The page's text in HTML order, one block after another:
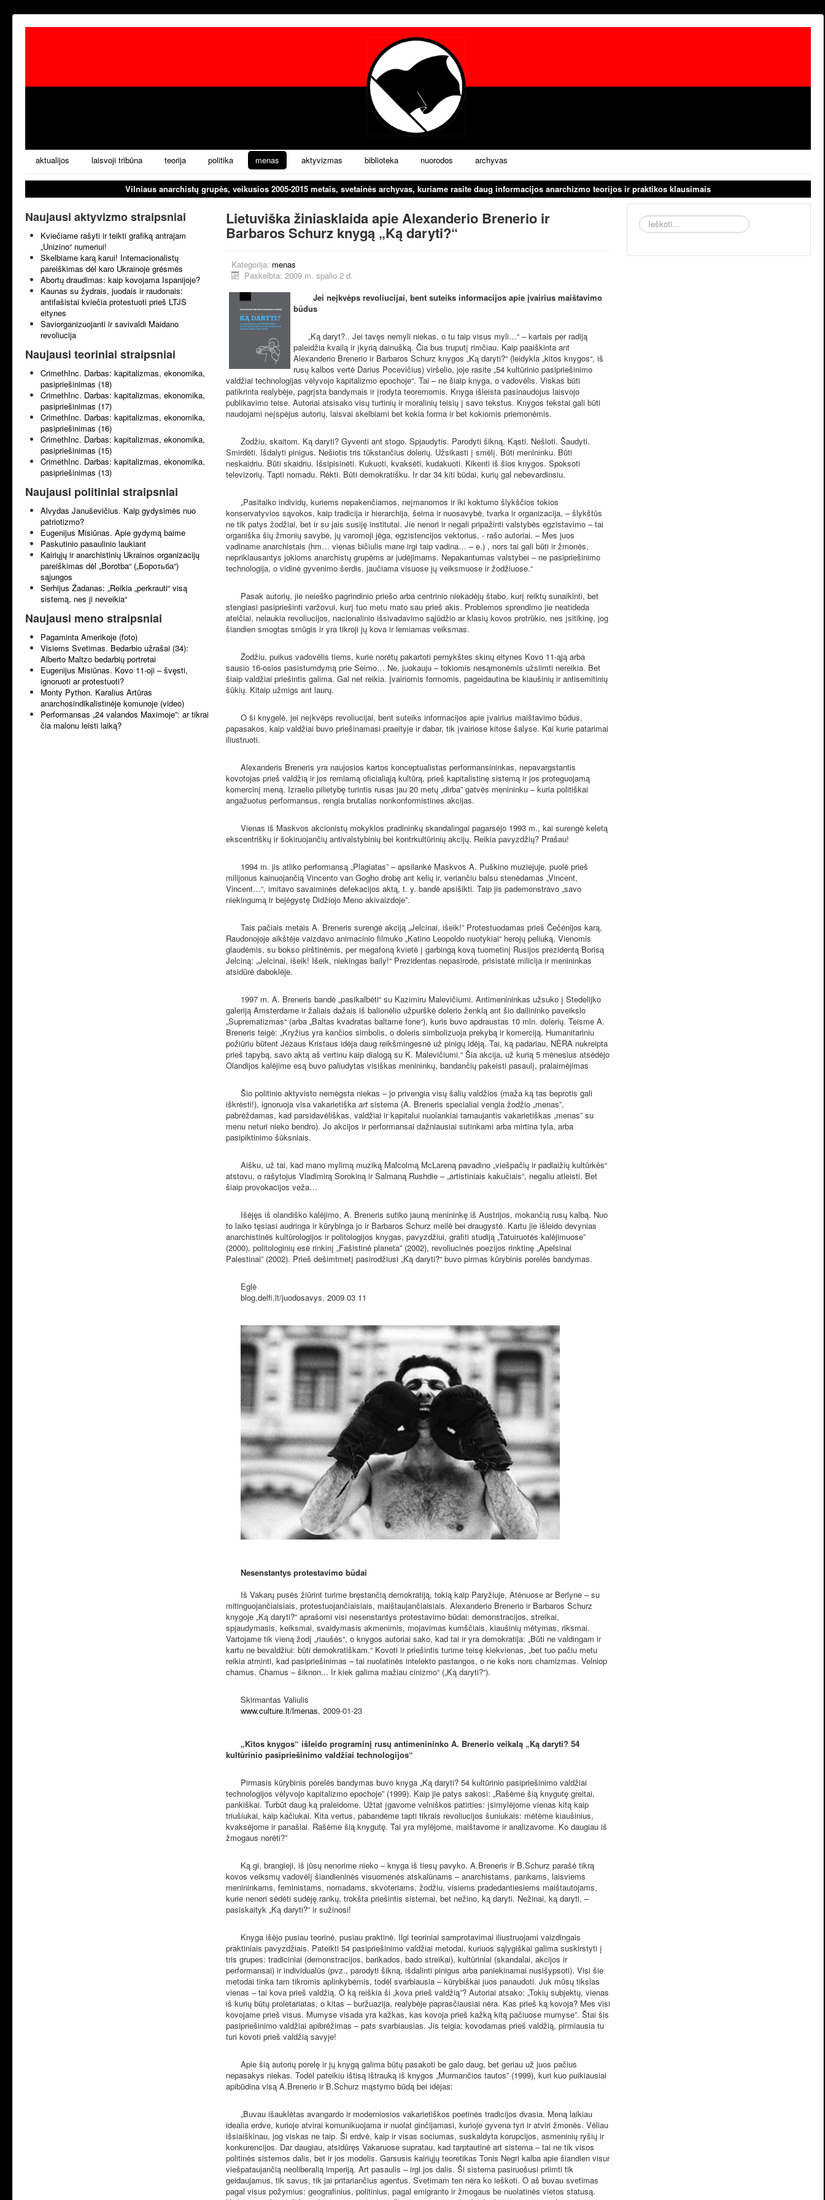
aktualijos laisvoji tribūna teorija politika menas aktyvizmas biblioteka nuorodos archyvas
Vilniaus anarchistų grupės, veikusios 2005-2015 metais, svetainės archyvas, kuriame rasite daug informacijos anarchizmo teorijos ir praktikos klausimais
Naujausi aktyvizmo straipsniai
Kviečiame rašyti ir teikti grafiką antrajam
„Unizino“ numeriui!
Skelbiame karą karui! Internacionalistų
pareiškimas dėl karo Ukrainoje grėsmės
Abortų draudimas: kaip kovojama Ispanijoje?
Kaunas su žydrais, juodais ir raudonais:
antifašistai kviečia protestuoti prieš LTJS
eitynes
Saviorganizuojanti ir savivaldi Maidano
revoliucija
Naujausi teoriniai straipsniai
CrimethInc. Darbas: kapitalizmas, ekonomika,
pasipriešinimas (18)
CrimethInc. Darbas: kapitalizmas, ekonomika,
pasipriešinimas (17)
CrimethInc. Darbas: kapitalizmas, ekonomika,
pasipriešinimas (16)
CrimethInc. Darbas: kapitalizmas, ekonomika,
pasipriešinimas (15)
CrimethInc. Darbas: kapitalizmas, ekonomika,
pasipriešinimas (13)
Naujausi politiniai straipsniai
Alvydas Januševičius. Kaip gydysimės nuo
patriotizmo?
Eugenijus Misiūnas. Apie gydymą baime
Paskutinio pasaulinio laukiant
Kairiųjų ir anarchistinių Ukrainos organizacijų
pareiškimas dėl „Borotba“ („Боротьба“)
sąjungos
Serhijus Žadanas: „Reikia „perkrauti“ visą
sistemą, nes ji neveikia“
Naujausi meno straipsniai
Pagaminta Amerikoje (foto)
Visiems Svetimas. Bedarbio užrašai (34):
Alberto Maltzo bedarbių portretai
Eugenijus Misiūnas. Kovo 11-oji – švęsti,
ignoruoti ar protestuoti?
Monty Python. Karalius Artūras
anarchosindikalistinėje komunoje (video)
Performansas „24 valandos Maximoje”: ar tikrai
čia malonu leisti laiką?
Lietuviška žiniasklaida apie Alexanderio Brenerio ir
Barbaros Schurz knygą „Ką daryti?“
Kategorija: menas
Paskelbta: 2009 m. spalio 2 d.
Jei neįkvėps revoliucijai, bent suteiks informacijos apie įvairius maištavimo
būdus
„Ką daryt?.. Jei tavęs nemyli niekas, o tu taip visus myli…“ – kartais per radiją
paleidžia kvailą ir įkyrią dainušką. Čia bus truputį rimčiau. Kaip paaiškinta ant
Alexanderio Brenerio ir Barbaros Schurz knygos „Ką daryti?“ (leidykla „kitos knygos“, iš
rusų kalbos vertė Darius Pocevičius) viršelio, joje rasite „54 kultūrinio pasipriešinimo
valdžiai technologijas vėlyvojo kapitalizmo epochoje“. Tai – ne šiaip knyga, o vadovėlis. Viskas būti
patikrinta realybėje, pagrįsta bandymais ir įrodyta teoremomis. Knyga išleista pasinaudojus laisvojo
publikavimo teise. Autoriai atsisako visų turtinių ir moralinių teisių į savo tekstus. Knygos tekstai gali būti
naudojami neįspėjus autorių, laisvai skelbiami bet kokia forma ir bet kokiomis priemonėmis.
Žodžiu, skaitom. Ką daryti? Gyventi ant stogo. Spjaudytis. Parodyti šikną. Kąsti. Nešioti. Šaudyti.
Smirdėti. Išdalyti pinigus. Nešiotis tris tūkstančius dolerių. Užsikasti į smėlį. Būti menininku. Būti
neskaidriu. Būti skaidriu. Išsipisinėti. Kukuoti, kvaksėti, kudakuoti. Kikenti iš šios knygos. Spoksoti
televizorių. Tapti nomadu. Rėkti. Būti demokratišku. Ir dar 34 kiti būdai, kurių gal nebevardinsiu.
„Pasitaiko individų, kuriems nepakenčiamos, neįmanomos ir iki koktumo šlykščios tokios
konservatyvios sąvokos, kaip tradicija ir hierarchija, šeima ir nuosavybė, tvarka ir organizacija, – šlykštūs
ne tik patys žodžiai, bet ir su jais susiję institutai. Jie nenori ir negali pripažinti valstybės egzistavimo – tai
organiška šių žmonių savybė, jų varomoji jėga, egzistencijos vektorius, - rašo autoriai. – Mes juos
vadiname anarchistais (hm… vienas bičiulis mane irgi taip vadina… – e.) , nors tai gali būti ir žmonės,
nepriklausantys jokioms anarchistų grupėms ar judėjimams. Nepakantumas valstybei – ne pasipriešinimo
technologija, o vidinė gyvenimo šerdis, jaučiama visuose jų veiksmuose ir žodžiuose.“
Pasak autorių, jie neieško pagrindinio priešo arba centrinio niekadėjų štabo, kurį reiktų sunaikinti, bet
stengiasi pasipriešinti varžovui, kurį tuo metu mato sau prieš akis. Problemos sprendimo jie neatideda
ateičiai, nelaukia revoliucijos, nacionalinio išsivadavimo sąjūdžio ar klasių kovos protrūkio, nes įsitikinę, jog
šiandien smogtas smūgis ir yra tikroji jų kova ir lemiamas veiksmas.
Žodžiu, puikus vadovėlis tiems, kurie norėtų pakartoti pernykštes skinų eitynes Kovo 11-ąją arba
sausio 16-osios pasistumdymą prie Seimo… Ne, juokauju – tokiomis nesąmonėmis užsiimti nereikia. Bet
šiaip valdžiai priešintis galima. Gal net reikia. Įvairiomis formomis, pageidautina be kiaušinių ir antisemitinių
šūkių. Kitaip užmigs ant laurų.
O ši knygelė, jei neįkvėps revoliucijai, bent suteiks informacijos apie įvairius maištavimo būdus,
papasakos, kaip valdžiai buvo priešinamasi praeityje ir dabar, tik įvairiose kitose šalyse. Kai kurie patarimai
iliustruoti.
Alexanderis Breneris yra naujosios kartos konceptualistas performansininkas, nepavargstantis
kovotojas prieš valdžią ir jos remiamą oficialiąją kultūrą, prieš kapitalistinę sistemą ir jos proteguojamą
komercinį meną. Izraelio pilietybę turintis rusas jau 20 metų „dirba” gatvės menininku – kuria politiškai
angažuotus performansus, rengia brutalias nonkonformistines akcijas.
Vienas iš Maskvos akcionistų mokyklos pradininkų skandalingai pagarsėjo 1993 m., kai surengė keletą
ekscentriškų ir šokiruojančių antivalstybinių bei kontrkultūrinių akcijų. Reikia pavyzdžių? Prašau!
1994 m. jis atliko performansą „Plagiatas” – apsilankė Maskvos A. Puškino muziejuje, puolė prieš
milijonus kainuojančią Vincento van Gogho drobę ant kelių ir, veriančiu balsu stenėdamas „Vincent,
Vincent…“, imitavo savaiminės defekacijos aktą, t. y. bandė apsišikti. Taip jis pademonstravo „savo
niekingumą ir bejėgystę Didžiojo Meno akivaizdoje”.
Tais pačiais metais A. Breneris surengė akciją „Jelcinai, išeik!” Protestuodamas prieš Čečėnijos karą,
Raudonojoje aikštėje vaizdavo animacinio filmuko „Katino Leopoldo nuotykiai“ herojų peliuką. Vienomis
glaudėmis, su bokso pirštinėmis, per megafoną kvietė į garbingą kovą tuometinį Rusijos prezidentą Borisą
Jelciną: „Jelcinai, išeik! Išeik, niekingas baily!“ Prezidentas nepasirodė, prisistatė milicija ir menininkas
atsidūrė daboklėje.
1997 m. A. Breneris bandė „pasikalbėti“ su Kazimiru Malevičiumi. Antimenininkas užsuko į Stedelijko
galeriją Amsterdame ir žaliais dažais iš balionėlio užpurškė dolerio ženklą ant šio dailininko paveikslo
„Suprematizmas“ (arba „Baltas kvadratas baltame fone“), kuris buvo apdraustas 10 mln. dolerių. Teisme A.
Breneris teigė: „Kryžius yra kančios simbolis, o doleris simbolizuoja prekybą ir komerciją. Humanitariniu
požiūriu būtent Jėzaus Kristaus idėja daug reikšmingesnė už pinigų idėją. Tai, ką padariau, NĖRA nukreipta
prieš tapybą, savo aktą aš vertinu kaip dialogą su K. Malevičiumi.“ Šia akcija, už kurią 5 mėnesius atsėdėjo
Olandijos kalėjime esą buvo paliudytas visiškas menininkų, bandančių pakeisti pasaulį, pralaimėjimas
Šio politinio aktyvisto nemėgsta niekas – jo privengia visų šalių valdžios (maža ką tas beprotis gali
iškrėsti!), ignoruoja visa vakarietiška artsistema (A. Breneris specialiai vengia žodžio „menas”,
pabrėždamas, kad parsidavėliškas, valdžiai ir kapitalui nuolankiai tarnaujantis vakarietiškas „menas” su
menu neturi nieko bendro). Jo akcijos ir performansai dažniausiai sutinkami arba mirtina tyla, arba
pasipiktinimo šūksniais.
Aišku, už tai, kad mano mylimą muziką Malcolmą McLareną pavadino „viešpačių ir padlaižių kultūrkės“
atstovu, o rašytojus Vladimirą Sorokiną ir Salmaną Rushdie – „artistiniais kakučiais“, negaliu atleisti. Bet
šiaip provokacijos veža…
Išėjęs iš olandiško kalėjimo, A. Breneris sutiko jauną menininkę iš Austrijos, mokančią rusų kalbą. Nuo
to laiko tęsiasi audringa ir kūrybinga jo ir Barbaros Schurz meilė bei draugystė. Kartu jie išleido devynias
anarchistinės kultūrologijos ir politologijos knygas, pavyzdžiui, grafiti studiją „Tatuiruotės kalėjimuose”
(2000), politologinių esė rinkinį „Fašistinė planeta” (2002), revoliucinės poezijos rinktinę „Apelsinai
Palestinai” (2002). Prieš dešimtmetį pasirodžiusi „Ką daryti?“ buvo pirmas kūrybinis porelės bandymas.
Eglė
blog.delfi.lt/juodosavys, 2009 03 11
Nesenstantys protestavimo būdai
Iš Vakarų pusės žiūrint turime bręstančią demokratiją, tokią kaip Paryžiuje, Atėnuose ar Berlyne – su
mitinguojančiaisiais, protestuojančiaisiais, maištaujančiaisiais. Alexanderio Brenerio ir Barbaros Schurz
knygoje „Ką daryti?“ aprašomi visi nesenstantys protestavimo būdai: demonstracijos, streikai,
spjaudymasis, keiksmai, svaidymasis akmenimis, mojavimas kumščiais, kiaušinių mėtymas, riksmai.
Vartojame tik vieną žodį „riaušės“, o knygos autoriai sako, kad tai ir yra demokratija: „Būti ne valdingam ir
kartu ne bevaldžiui: būti demokratiškam.“ Kovoti ir priešintis turime teisę kiekvienas, „bet tuo pačiu metu
reikia atminti, kad pasipriešinimas – tai nuolatinės intelekto pastangos, o ne koks nors chamizmas. Velniop
chamus. Chamus – šiknon... Ir kiek galima mažiau cinizmo“ („Ką daryti?“).
Skirmantas Valiulis
www.culture.lt/lmenas, 2009-01-23
„Kitos knygos“ išleido programinį rusų antimenininko A. Brenerio veikalą „Ką daryti? 54
kultūrinio pasipriešinimo valdžiai technologijos“
Pirmasis kūrybinis porelės bandymas buvo knyga „Ką daryti? 54 kultūrinio pasipriešinimo valdžiai
technologijos vėlyvojo kapitalizmo epochoje” (1999). Kaip jie patys sakosi: „Rašėme šią knygutę greitai,
pankiškai. Turbūt daug ką praleidome. Užtat įgavome velniškos patirties: įsimylėjome vienas kitą kaip
triušiukai, kaip kačiukai. Kita vertus, pabandėme tapti tikrais revoliucijos šuniukais: mėtėme kiaušinius,
kvaksėjome ir panašiai. Rašėme šią knygutę. Tai yra mylėjome, maištavome ir analizavome. Ko daugiau iš
žmogaus norėti?”
Ką gi, brangieji, iš jūsų nenorime nieko – knyga iš tiesų pavyko. A.Breneris ir B.Schurz parašė tikrą
kovos veiksmų vadovėlį šiandieninės visuomenės atskalūnams – anarchistams, pankams, laisviems
menininkams, feministams, nomadams, skvoteriams, žodžiu, visiems pradedantiesiems maištautojams,
kurie nenori sėdėti sudėję rankų, trokšta priešintis sistemai, bet nežino, ką daryti. Nežinai, ką daryti, –
pasiskaityk „Ką daryti?” ir sužinosi!
Knyga išėjo pusiau teorinė, pusiau praktinė. Ilgi teoriniai samprotavimai iliustruojami vaizdingais
praktiniais pavyzdžiais. Pateikti 54 pasipriešinimo valdžiai metodai, kuriuos sąlygiškai galima suskirstyti į
tris grupes: tradiciniai (demonstracijos, barikados, bado streikai), kultūriniai (skandalai, akcijos ir
performansai) ir individualūs (pvz., parodyti šikną, išdalinti pinigus arba paniekinamai nusišypsoti). Visi šie
metodai tinka tam tikromis aplinkybėmis, todėl svarbiausia – kūrybiškai juos panaudoti. Juk mūsų tikslas
vienas – tai kova prieš valdžią. O ką reiškia ši „kova prieš valdžią”? Autoriai atsako: „Tokių subjektų, vienas
iš kurių būtų proletariatas, o kitas – buržuazija, realybėje paprasčiausiai nėra. Kas prieš ką kovoja? Mes visi
kovojame prieš visus. Mumyse visada yra kažkas, kas kovoja prieš kažką kitą pačiuose mumyse”. Štai šis
pasipriešinimo valdžiai apibrėžimas – pats svarbiausias. Jis teigia: kovodamas prieš valdžią, pirmiausia tu
turi kovoti prieš valdžią savyje!
Apie šią autorių porelę ir jų knygą galima būtų pasakoti be galo daug, bet geriau už juos pačius
nepasakys niekas. Todėl pateikiu ištisą ištrauką iš knygos „Murmančios tautos” (1999), kuri kuo puikiausiai
apibūdina visą A.Brenerio ir B.Schurz mąstymo būdą bei idėjas:
„Buvau išauklėtas avangardo ir moderniosios vakarietiškos poetinės tradicijos dvasia. Meną laikiau
idealia erdve, kurioje atvirai komunikuojama ir nuolat ginčijamasi, kurioje gyvena tyri ir atviri žmonės. Vėliau
išsiaiškinau, jog viskas ne taip. Ši erdvė, kaip ir visas sociumas, suskaldyta korupcijos, asmeninių ryšių ir
konkurencijos. Dar daugiau, atsidūręs Vakaruose supratau, kad tarptautinė art sistema – tai ne tik visos
politinės sistemos dalis, bet ir jos modelis. Garsusis kairiųjų teoretikas Tonis Negri kalba apie šiandien visur
viešpataujančią neoliberalią imperiją. Art pasaulis – irgi jos dalis. Ši sistema pasiruošusi priimti tik
geidaujamus, tik savus, tik jai pritariančius agentus. Svetimam ten nėra ko ieškoti. O aš buvau svetimas
pagal visus požymius: geografinius, politinius, pagal emigranto ir žmogaus be nuolatinės vietos statusą.
Ieškoti...